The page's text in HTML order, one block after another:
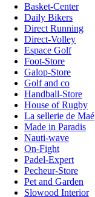
Basket-Center
Daily Bikers
Direct Running
Direct-Volley
Espace Golf
Foot-Store
Galop-Store
Golf and co
Handball-Store
House of Rugby
La sellerie de Maé
Made in Paradis
Nauti-wave
On-Fight
Padel-Expert
Pecheur-Store
Pet and Garden
Slowood Interior